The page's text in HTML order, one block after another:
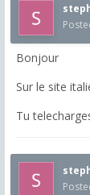
Bonjour
Sur le site
Tu